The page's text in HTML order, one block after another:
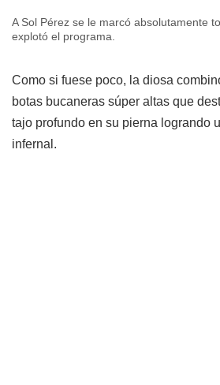
A Sol Pérez se le marcó absolutamente
explotó el programa.
Como si fuese poco, la diosa
botas bucaneras súper altas que
tajo profundo en su pierna logrando
infernal.